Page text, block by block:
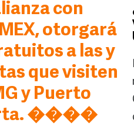
con
, otorgará
a las y
que visiten
y Puerto
����